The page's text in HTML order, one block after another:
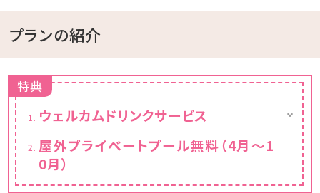
プランの紹介
特典
ウェルカムドリンクサービス
【提供時間】14:00～20:00
ご宿泊のお客様限定でウェルカムドリンクサー
屋外プライベートプール無料（4月～1
0月）